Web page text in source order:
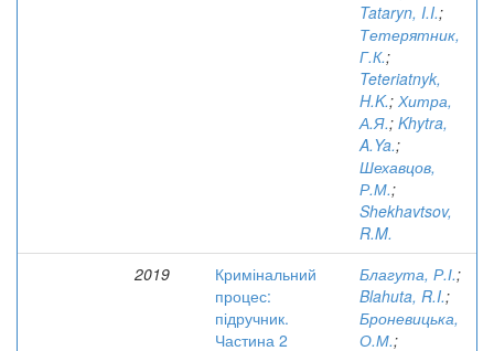
Tataryn, I.I.;
Тетерятник,
Г.К.;
Teteriatnyk,
H.K.; Хитра,
А.Я.; Khytra,
A.Ya.;
Шехавцов,
Р.М.;
Shekhavtsov,
R.M.
2019
Кримінальний
процес:
підручник.
Частина 2
Благута, Р.І.;
Blahuta, R.I.;
Броневицька,
О.М.;